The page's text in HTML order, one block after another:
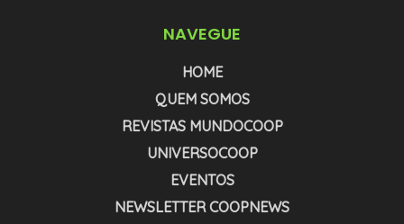
NAVEGUE
HOME
QUEM SOMOS
REVISTAS MUNDOCOOP
UNIVERSOCOOP
EVENTOS
NEWSLETTER COOPNEWS